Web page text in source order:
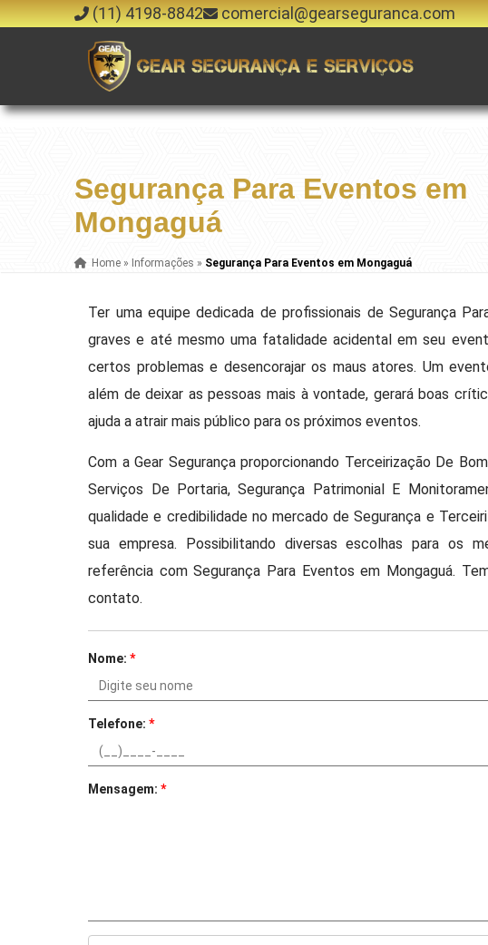
(11) 4198-8842 comercial@gearseguranca.com
Segurança Para Eventos em
Mongaguá
Home » Informações » Segurança Para Eventos em Mongaguá
Ter uma equipe dedicada de profissionais de Segurança
graves e até mesmo uma fatalidade acidental em seu
certos problemas e desencorajar os maus atores. Um
além de deixar as pessoas mais à vontade, gerará boas
ajuda a atrair mais público para os próximos eventos.
Com a Gear Segurança proporcionando Terceirização De
Serviços De Portaria, Segurança Patrimonial E
qualidade e credibilidade no mercado de Segurança e
sua empresa. Possibilitando diversas escolhas para os
referência com Segurança Para Eventos em Mongaguá.
contato.
Nome:*
Telefone:*
Mensagem:*